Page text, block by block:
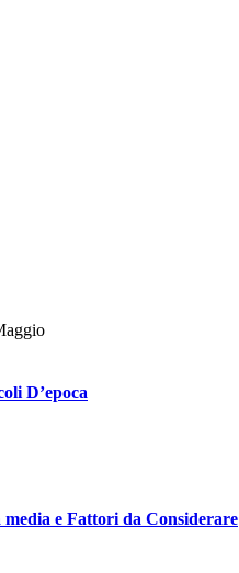
D’epoca
e Fattori da Considerare